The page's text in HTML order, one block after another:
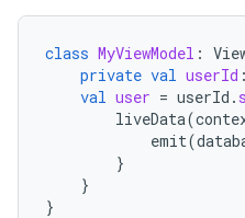
class MyViewModel :
private val userId :
val user = userId .
liveData(
emit(
}
}
}